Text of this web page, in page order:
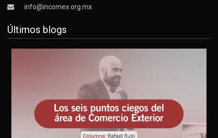
info@incomex.org.mx
Últimos blogs